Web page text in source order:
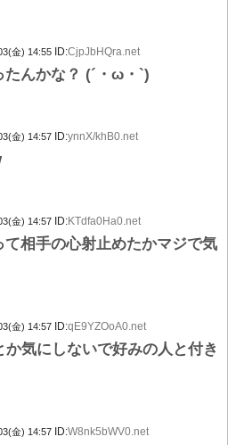
金) 14:55 ID:CjpJbHQra.net
んかな？ (´・ω・`)
金) 14:57 ID:ynnX/khB0.net
金) 14:57 ID:KTdfa0Ha0.net
相手の心射止めたかマジで気
金) 14:57 ID:qE9YZOoA0.net
気にしないで好みの人と付き
金) 14:57 ID:W8nk5bWV0.net